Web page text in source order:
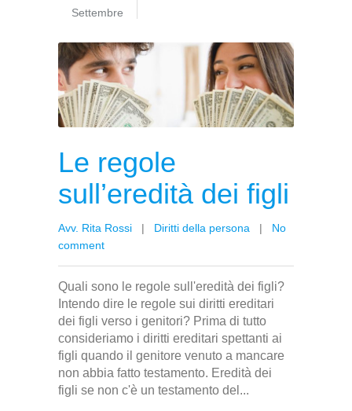
Settembre
Le regole
sull’eredità dei figli
Avv. Rita Rossi | Diritti della persona | No
comment
Quali sono le regole sull'eredità dei figli?
Intendo dire le regole sui diritti ereditari
dei figli verso i genitori? Prima di tutto
consideriamo i diritti ereditari spettanti ai
figli quando il genitore venuto a mancare
non abbia fatto testamento. Eredità dei
figli se non c'è un testamento del...